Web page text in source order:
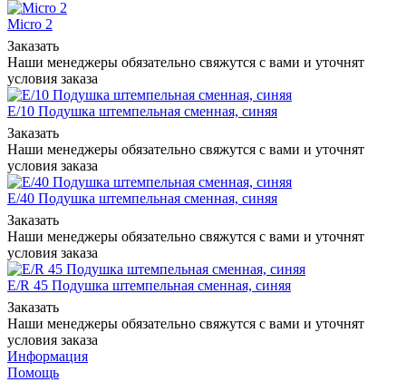
Micro 2
Заказать
Наши менеджеры обязательно свяжутся с вами и уточнят
условия заказа
E/10 Подушка штемпельная сменная, синяя
Заказать
Наши менеджеры обязательно свяжутся с вами и уточнят
условия заказа
E/40 Подушка штемпельная сменная, синяя
Заказать
Наши менеджеры обязательно свяжутся с вами и уточнят
условия заказа
E/R 45 Подушка штемпельная сменная, синяя
Заказать
Наши менеджеры обязательно свяжутся с вами и уточнят
условия заказа
Информация
Помощь